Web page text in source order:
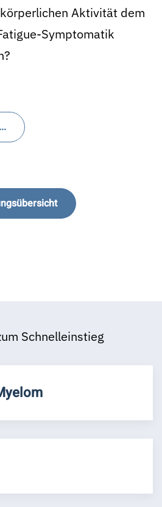
Aktivität dem
Symptomatik
Schnelleinstieg